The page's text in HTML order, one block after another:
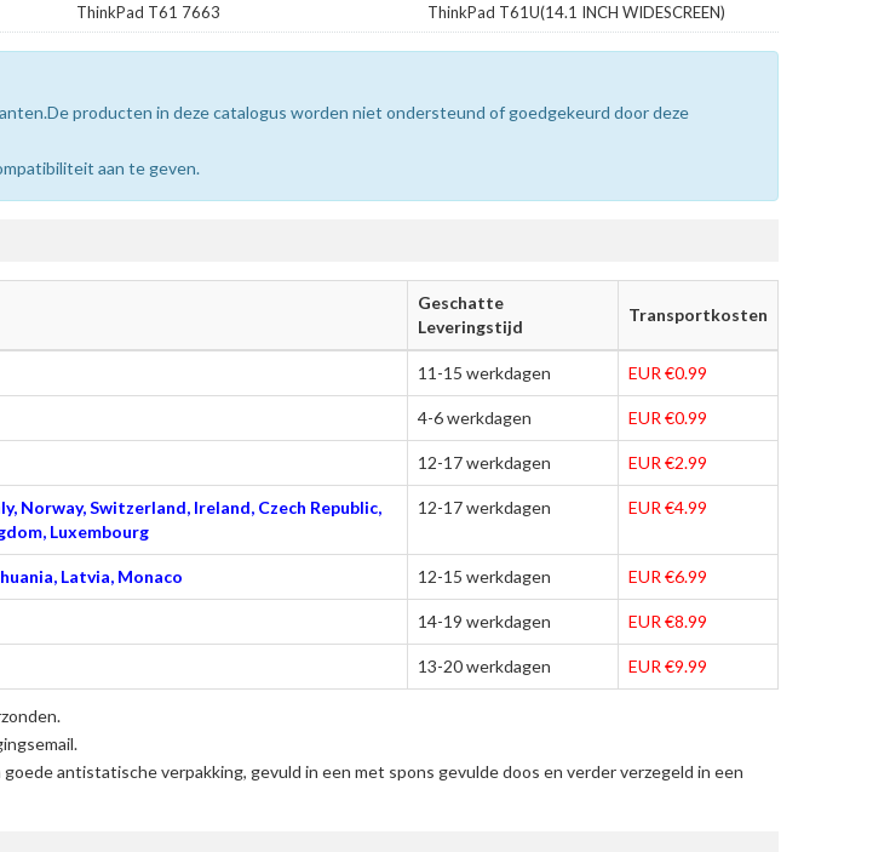
ThinkPad T61 7663 ThinkPad T61U(14.1 INCH WIDESCREEN)
producten in deze catalogus worden niet ondersteund of goedgekeurd door deze
aan te geven.
Geschatte
Leveringstijd
Transportkosten
11-15 werkdagen EUR €0.99
4-6 werkdagen EUR €0.99
12-17 werkdagen EUR €2.99
Norway, Switzerland, Ireland, Czech Republic,
Luxembourg
12-17 werkdagen EUR €4.99
Latvia, Monaco 12-15 werkdagen EUR €6.99
14-19 werkdagen EUR €8.99
13-20 werkdagen EUR €9.99
antistatische verpakking, gevuld in een met spons gevulde doos en verder verzegeld in een